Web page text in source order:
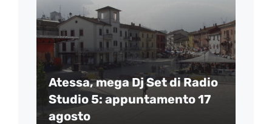
Atessa, mega Dj Set di Radio
Studio 5: appuntamento 17
agosto